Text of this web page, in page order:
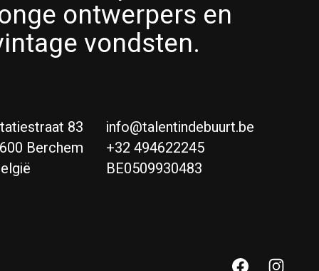
ontwerpers en
vondsten.
83
Berchem
info@talentindebuurt.be
+32 494622245
BE0509930483